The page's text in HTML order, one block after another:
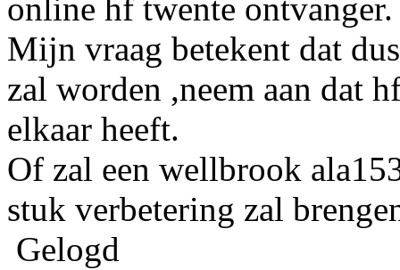
online hf twente ontvanger.
Mijn vraag betekent dat
zal worden ,neem aan dat
elkaar heeft.
Of zal een wellbrook
stuk verbetering zal
Gelogd